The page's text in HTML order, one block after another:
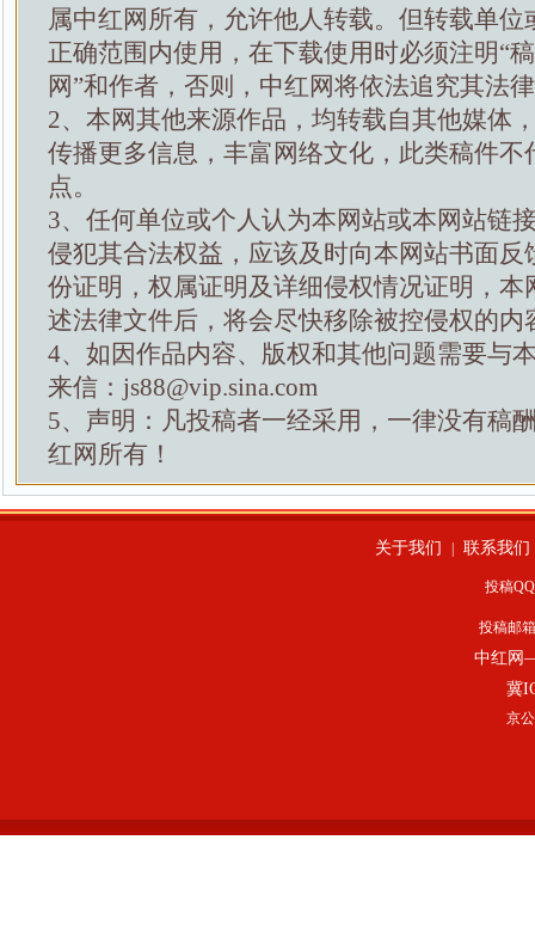
属中红网所有，允许他人转载。但转载单位
正确范围内使用，在下载使用时必须注明“
网”和作者，否则，中红网将依法追究其法
2、本网其他来源作品，均转载自其他媒体
传播更多信息，丰富网络文化，此类稿件不
点。
3、任何单位或个人认为本网站或本网站链
侵犯其合法权益，应该及时向本网站书面反
份证明，权属证明及详细侵权情况证明，本
述法律文件后，将会尽快移除被控侵权的内
4、如因作品内容、版权和其他问题需要与
来信：js88@vip.sina.com
5、声明：凡投稿者一经采用，一律没有稿
红网所有！
关于我们 联系我们
投稿
投稿邮
中红网
冀
京